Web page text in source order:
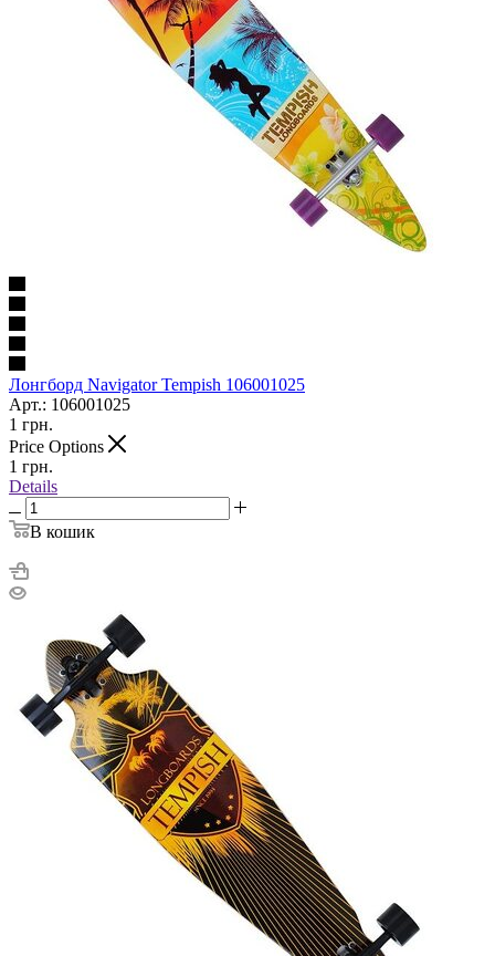
Лонгборд Navigator Tempish 106001025
Арт.: 106001025
1 грн.
Price Options
1 грн.
Details
В кошик